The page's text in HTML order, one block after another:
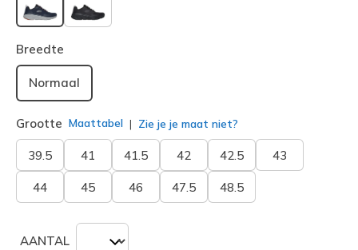
geselecteerd
Breedte
Normaal
Grootte Maattabel Zie je je maat niet?
39.5 41 41.5 42 42.5 43
44 45 46 47.5 48.5
AANTAL